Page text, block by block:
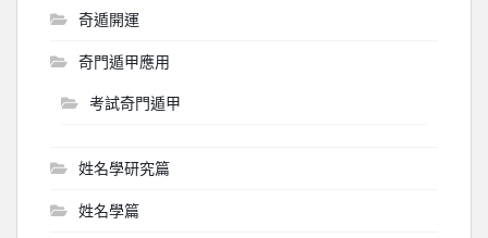
奇遁開運
奇門遁甲應用
考試奇門遁甲
姓名學研究篇
姓名學篇